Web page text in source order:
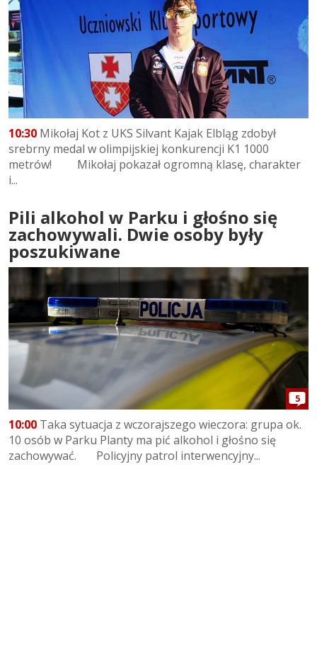
10:30 Mikołaj Kot z UKS Silvant Kajak Elbląg zdobył
srebrny medal w olimpijskiej konkurencji K1 1000
metrów! Mikołaj pokazał ogromną klasę, charakter
i...
Pili alkohol w Parku i głośno się
zachowywali. Dwie osoby były
poszukiwane
5
10:00 Taka sytuacja z wczorajszego wieczora: grupa ok.
10 osób w Parku Planty ma pić alkohol i głośno się
zachowywać. Policyjny patrol interwencyjny...